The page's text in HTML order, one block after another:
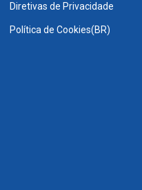
Diretivas de Privacidade
Política de Cookies(BR)